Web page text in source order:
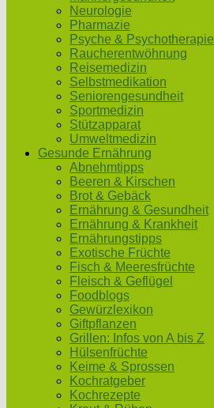
Neurologie
Pharmazie
Psyche & Psychotherapie
Raucherentwöhnung
Reisemedizin
Selbstmedikation
Seniorengesundheit
Sportmedizin
Stützapparat
Umweltmedizin
Gesunde Ernährung
Abnehmtipps
Beeren & Kirschen
Brot & Gebäck
Ernährung & Gesundheit
Ernährung & Krankheit
Ernährungstipps
Exotische Früchte
Fisch & Meeresfrüchte
Fleisch & Geflügel
Foodblogs
Gewürzlexikon
Giftpflanzen
Grillen: Infos von A bis Z
Hülsenfrüchte
Keime & Sprossen
Kochratgeber
Kochrezepte